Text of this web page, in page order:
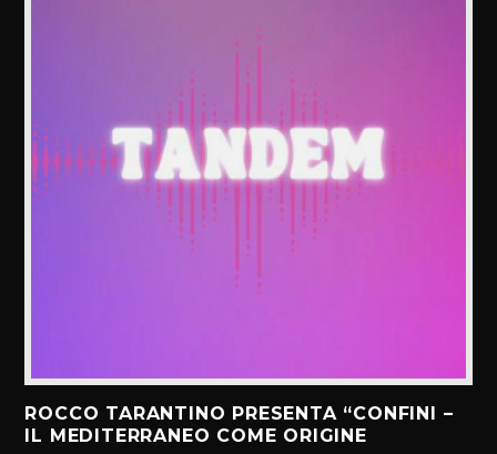
ROCCO TARANTINO PRESENTA “CONFINI –
IL MEDITERRANEO COME ORIGINE